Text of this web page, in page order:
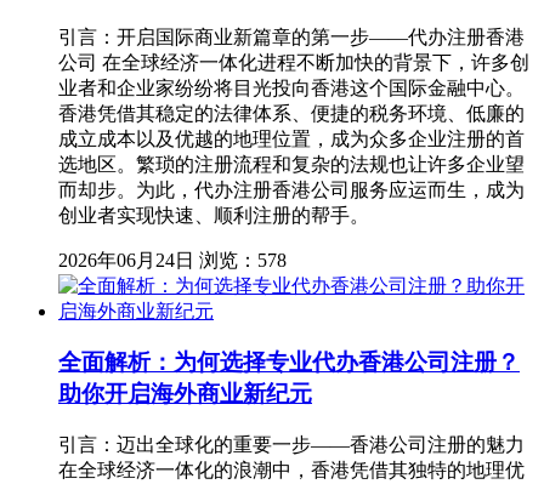
引言：开启国际商业新篇章的第一步——代办注册香港
公司 在全球经济一体化进程不断加快的背景下，许多创
业者和企业家纷纷将目光投向香港这个国际金融中心。
香港凭借其稳定的法律体系、便捷的税务环境、低廉的
成立成本以及优越的地理位置，成为众多企业注册的首
选地区。繁琐的注册流程和复杂的法规也让许多企业望
而却步。为此，代办注册香港公司服务应运而生，成为
创业者实现快速、顺利注册的帮手。
2026年06月24日 浏览：578
全面解析：为何选择专业代办香港公司注册？
助你开启海外商业新纪元
引言：迈出全球化的重要一步——香港公司注册的魅力
在全球经济一体化的浪潮中，香港凭借其独特的地理优